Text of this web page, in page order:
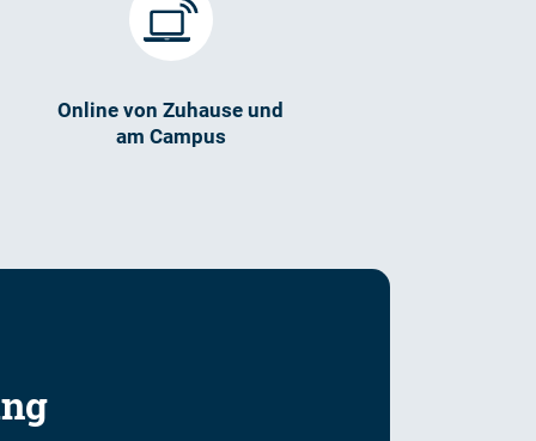
Online von Zuhause und
am Campus